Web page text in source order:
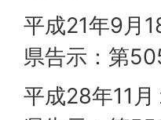
平成21年9月
県告示：第
平成28年11月